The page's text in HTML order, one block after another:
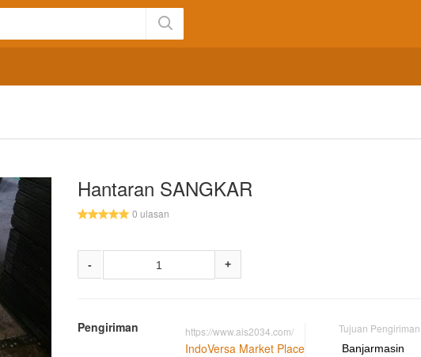
Hantaran SANGKAR
0 ulasan
- +
Pengiriman https://www.ais2034.com/
IndoVersa Market Place
Tujuan Pengiriman